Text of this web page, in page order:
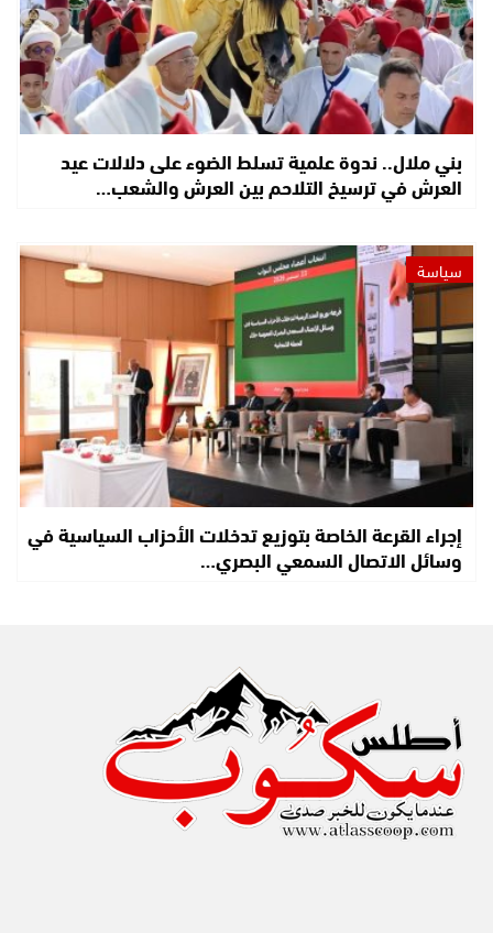
بني ملال.. ندوة علمية تسلط الضوء على دلالات عيد
العرش في ترسيخ التلاحم بين العرش والشعب…
سياسة
إجراء القرعة الخاصة بتوزيع تدخلات الأحزاب السياسية في
وسائل الاتصال السمعي البصري…